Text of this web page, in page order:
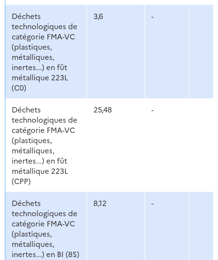
Déchets
technologiques de
catégorie FMA-VC
(plastiques,
métalliques,
inertes...) en fût
métallique 223L
(C0)
3,6 -
Déchets
technologiques de
catégorie FMA-VC
(plastiques,
métalliques,
inertes...) en fût
métallique 223L
(CPP)
25,48 -
Déchets
technologiques de
catégorie FMA-VC
(plastiques,
métalliques,
inertes...) en BI (8S)
8,12 -